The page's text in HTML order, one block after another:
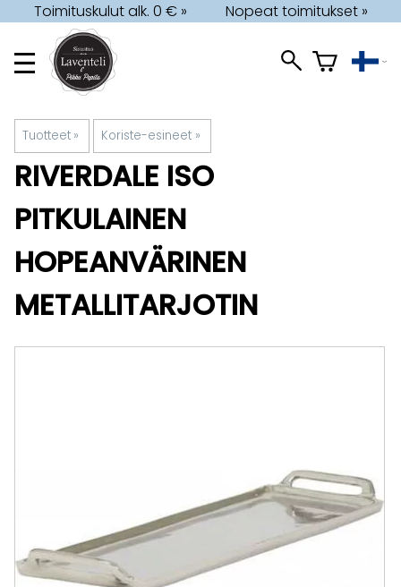
Toimituskulut alk. 0 € » Nopeat toimitukset »
Tuotteet ‪» Koriste-esineet ‪»
RIVERDALE ISO
PITKULAINEN
HOPEANVÄRINEN
METALLITARJOTIN